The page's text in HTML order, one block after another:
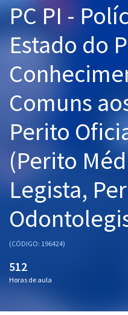
Cursos 20% OFF
Pós
Graduação
OAB
Mentorias
Questões grátis
Aprovados
PC PI -
Estado do
Comuns
Perito
(Perito
Legista,
(CÓDIGO: 196424)
512
Horas de aula